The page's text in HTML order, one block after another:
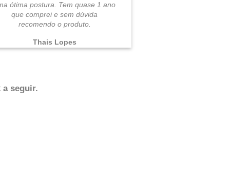
ótima postura. Tem quase 1 ano
que comprei e sem dúvida
recomendo o produto.
Thais Lopes
seguir.